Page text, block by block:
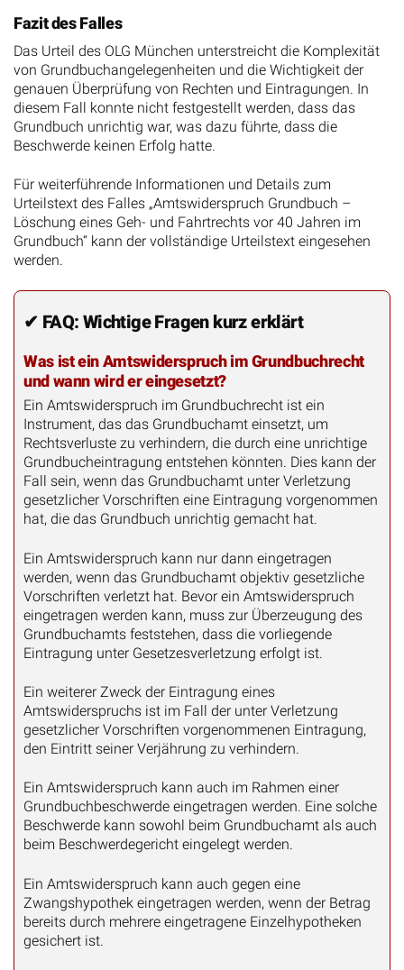
Fazit des Falles
Das Urteil des OLG München unterstreicht die Komplexität
von Grundbuchangelegenheiten und die Wichtigkeit der
genauen Überprüfung von Rechten und Eintragungen. In
diesem Fall konnte nicht festgestellt werden, dass das
Grundbuch unrichtig war, was dazu führte, dass die
Beschwerde keinen Erfolg hatte.
Für weiterführende Informationen und Details zum
Urteilstext des Falles „Amtswiderspruch Grundbuch –
Löschung eines Geh- und Fahrtrechts vor 40 Jahren im
Grundbuch“ kann der vollständige Urteilstext eingesehen
werden.
✔ FAQ: Wichtige Fragen kurz erklärt
Was ist ein Amtswiderspruch im Grundbuchrecht
und wann wird er eingesetzt?
Ein Amtswiderspruch im Grundbuchrecht ist ein
Instrument, das das Grundbuchamt einsetzt, um
Rechtsverluste zu verhindern, die durch eine unrichtige
Grundbucheintragung entstehen könnten. Dies kann der
Fall sein, wenn das Grundbuchamt unter Verletzung
gesetzlicher Vorschriften eine Eintragung vorgenommen
hat, die das Grundbuch unrichtig gemacht hat.
Ein Amtswiderspruch kann nur dann eingetragen
werden, wenn das Grundbuchamt objektiv gesetzliche
Vorschriften verletzt hat. Bevor ein Amtswiderspruch
eingetragen werden kann, muss zur Überzeugung des
Grundbuchamts feststehen, dass die vorliegende
Eintragung unter Gesetzesverletzung erfolgt ist.
Ein weiterer Zweck der Eintragung eines
Amtswiderspruchs ist im Fall der unter Verletzung
gesetzlicher Vorschriften vorgenommenen Eintragung,
den Eintritt seiner Verjährung zu verhindern.
Ein Amtswiderspruch kann auch im Rahmen einer
Grundbuchbeschwerde eingetragen werden. Eine solche
Beschwerde kann sowohl beim Grundbuchamt als auch
beim Beschwerdegericht eingelegt werden.
Ein Amtswiderspruch kann auch gegen eine
Zwangshypothek eingetragen werden, wenn der Betrag
bereits durch mehrere eingetragene Einzelhypotheken
gesichert ist.